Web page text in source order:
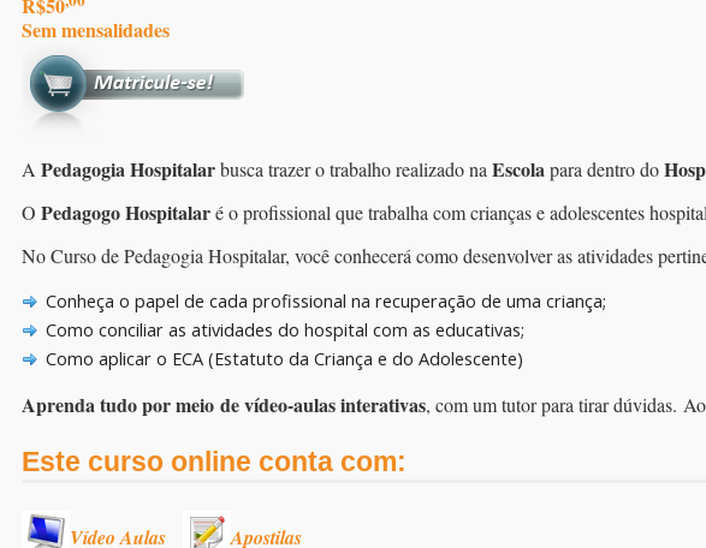
R$50
Sem mensalidades
A Pedagogia Hospitalarbusca trazer o trabalho realizado naEscolapara dentro do
O Pedagogo Hospitalaré o profissional que trabalha com crianças e adolescentes
No Curso de Pedagogia Hospitalar, você conhecerá como desenvolver as atividades
Conheça o papel de cada profissional na recuperação de uma criança;
Como conciliar as atividades do hospital com as educativas;
Como aplicar o ECA (Estatuto da Criança e do Adolescente)
Aprenda tudo por meio de vídeo-aulas interativas, com um tutor para tirar dúvidas.
Este curso online conta com:
Vídeo Aulas Apostilas